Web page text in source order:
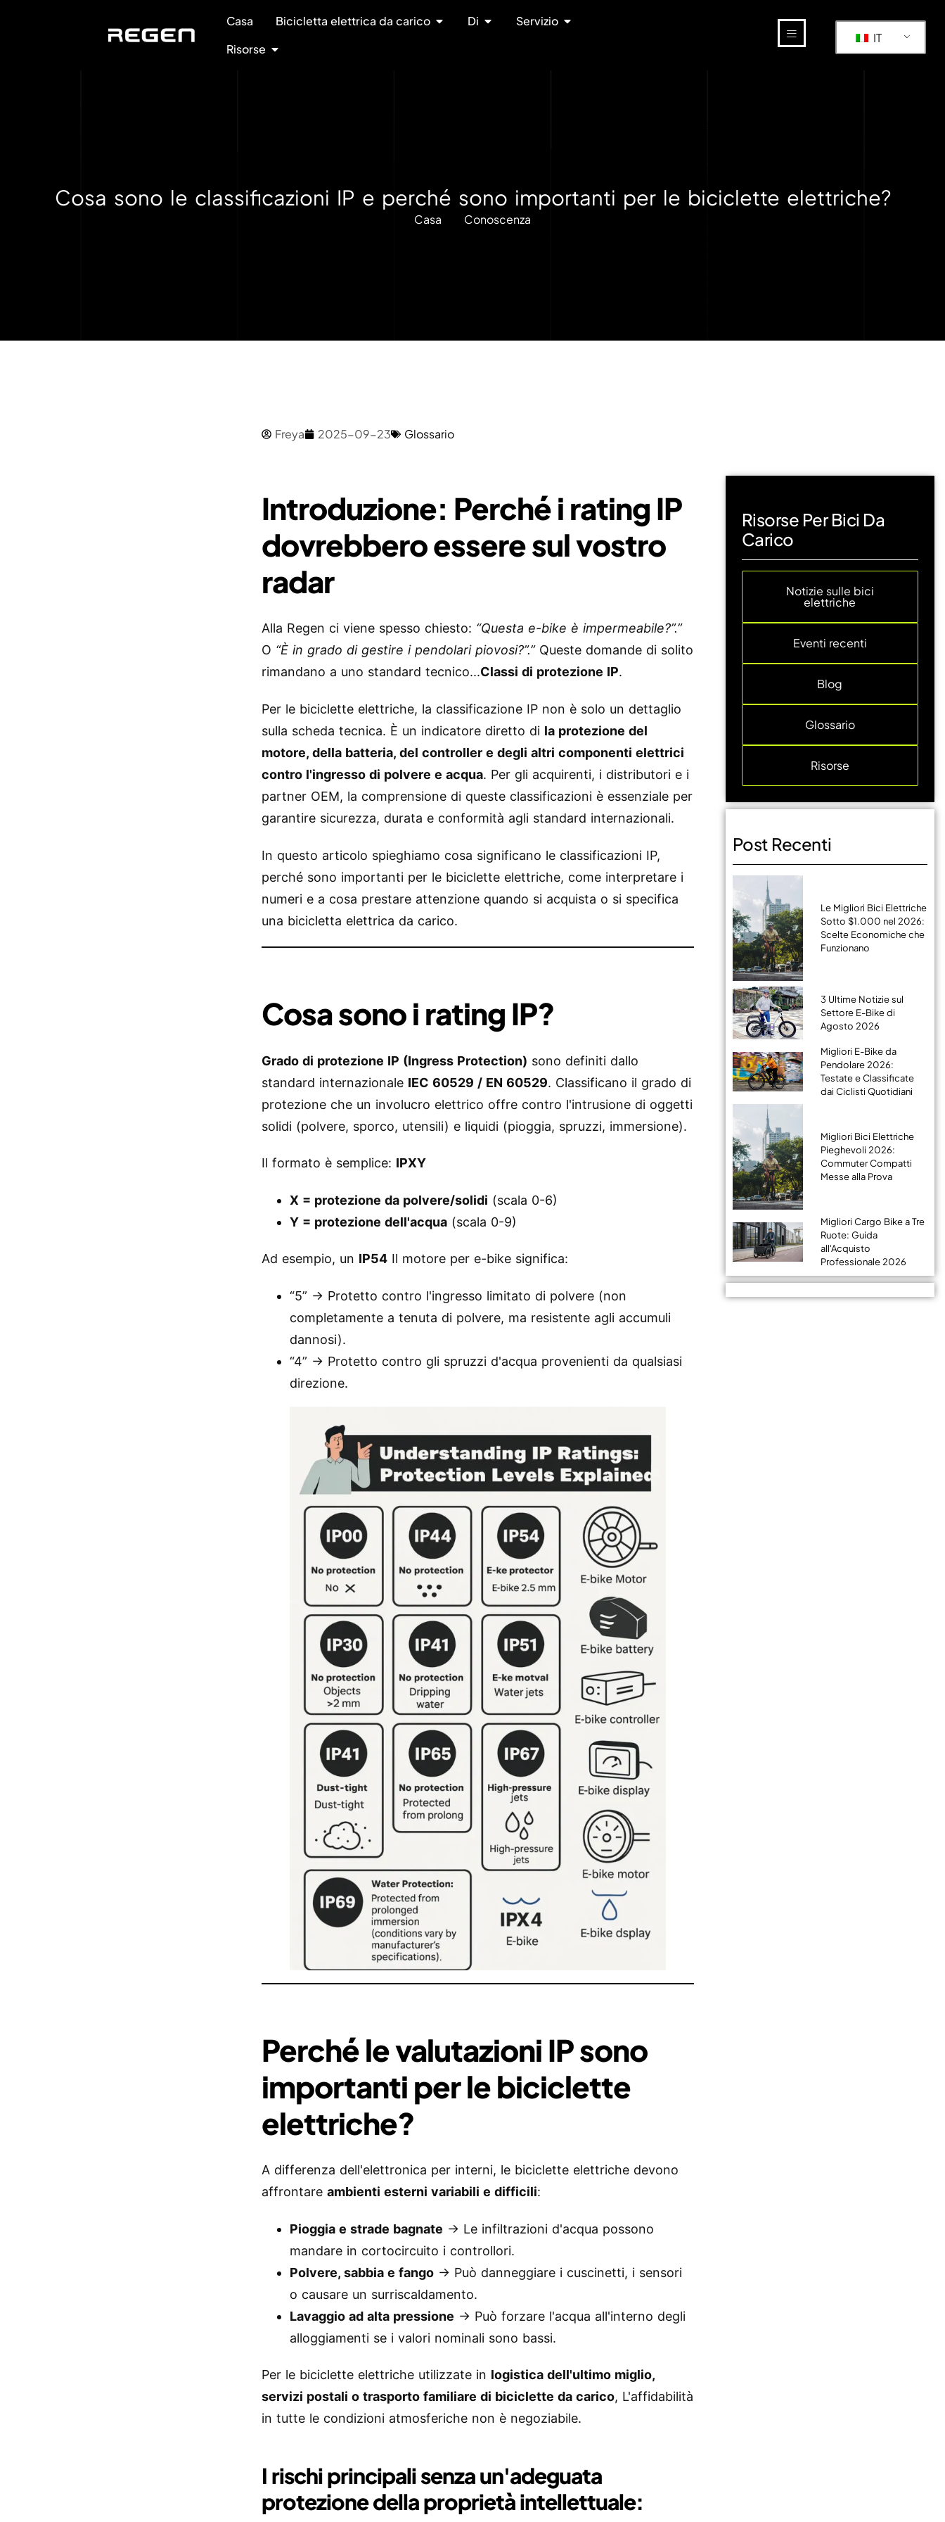
Casa Bicicletta elettrica da carico Di
Servizio
Risorse
IT
Cosa sono le classificazioni IP e perché sono importanti per le biciclette elettriche?
Casa Conoscenza
Freya 2025-09-23 Glossario
Introduzione: Perché i rating IP
dovrebbero essere sul vostro
radar
Alla Regen ci viene spesso chiesto: “Questa e-bike è impermeabile?”.”
O “È in grado di gestire i pendolari piovosi?”.”Queste domande di solito
rimandano a uno standard tecnico...Classi di protezione IP.
Per le biciclette elettriche, la classificazione IP non è solo un dettaglio
sulla scheda tecnica. È un indicatore diretto di la protezione del
motore, della batteria, del controller e degli altri componenti elettrici
contro l'ingresso di polvere e acqua. Per gli acquirenti, i distributori e i
partner OEM, la comprensione di queste classificazioni è essenziale per
garantire sicurezza, durata e conformità agli standard internazionali.
In questo articolo spieghiamo cosa significano le classificazioni IP,
perché sono importanti per le biciclette elettriche, come interpretare i
numeri e a cosa prestare attenzione quando si acquista o si specifica
una bicicletta elettrica da carico.
Cosa sono i rating IP?
Grado di protezione IP (Ingress Protection) sono definiti dallo
standard internazionale IEC 60529 / EN 60529. Classificano il grado di
protezione che un involucro elettrico offre contro l'intrusione di oggetti
solidi (polvere, sporco, utensili) e liquidi (pioggia, spruzzi, immersione).
Il formato è semplice: IPXY
X = protezione da polvere/solidi (scala 0-6)
Y = protezione dell'acqua (scala 0-9)
Ad esempio, un IP54 Il motore per e-bike significa:
“5” → Protetto contro l'ingresso limitato di polvere (non
completamente a tenuta di polvere, ma resistente agli accumuli
dannosi).
“4” → Protetto contro gli spruzzi d'acqua provenienti da qualsiasi
direzione.
Perché le valutazioni IP sono
importanti per le biciclette
elettriche?
A differenza dell'elettronica per interni, le biciclette elettriche devono
affrontareambienti esterni variabili e difficili:
Pioggia e strade bagnate → Le infiltrazioni d'acqua possono
mandare in cortocircuito i controllori.
Polvere, sabbia e fango → Può danneggiare i cuscinetti, i sensori
o causare un surriscaldamento.
Lavaggio ad alta pressione → Può forzare l'acqua all'interno degli
alloggiamenti se i valori nominali sono bassi.
Per le biciclette elettriche utilizzate in logistica dell'ultimo miglio,
servizi postali o trasporto familiare di biciclette da carico, L'affidabilità
in tutte le condizioni atmosferiche non è negoziabile.
I rischi principali senza un'adeguata
protezione della proprietà intellettuale:
Risorse Per Bici Da
Carico
Notizie sulle bici
elettriche
Eventi recenti
Blog
Glossario
Risorse
Post Recenti
Le Migliori Bici Elettriche
Sotto $1.000 nel 2026:
Scelte Economiche che
Funzionano
3 Ultime Notizie sul
Settore E-Bike di
Agosto 2026
Migliori E-Bike da
Pendolare 2026:
Testate e Classificate
dai Ciclisti Quotidiani
Migliori Bici Elettriche
Pieghevoli 2026:
Commuter Compatti
Messe alla Prova
Migliori Cargo Bike a Tre
Ruote: Guida
all'Acquisto
Professionale 2026